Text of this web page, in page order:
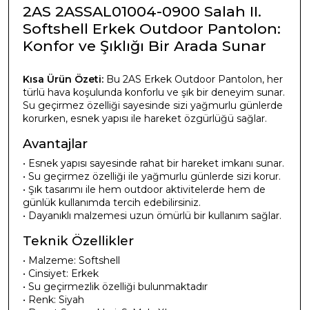
2AS 2ASSAL01004-0900 Salah II.
Softshell Erkek Outdoor Pantolon:
Konfor ve Şıklığı Bir Arada Sunar
Kısa Ürün Özeti: Bu 2AS Erkek Outdoor Pantolon, her
türlü hava koşulunda konforlu ve şık bir deneyim sunar.
Su geçirmez özelliği sayesinde sizi yağmurlu günlerde
korurken, esnek yapısı ile hareket özgürlüğü sağlar.
Avantajlar
• Esnek yapısı sayesinde rahat bir hareket imkanı sunar.
• Su geçirmez özelliği ile yağmurlu günlerde sizi korur.
• Şık tasarımı ile hem outdoor aktivitelerde hem de
günlük kullanımda tercih edebilirsiniz.
• Dayanıklı malzemesi uzun ömürlü bir kullanım sağlar.
Teknik Özellikler
• Malzeme: Softshell
• Cinsiyet: Erkek
• Su geçirmezlik özelliği bulunmaktadır
• Renk: Siyah